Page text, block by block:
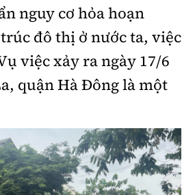
nguy cơ hỏa hoạn
đô thị ở nước ta, việc
việc xảy ra ngày 17/6
quận Hà Đông là một